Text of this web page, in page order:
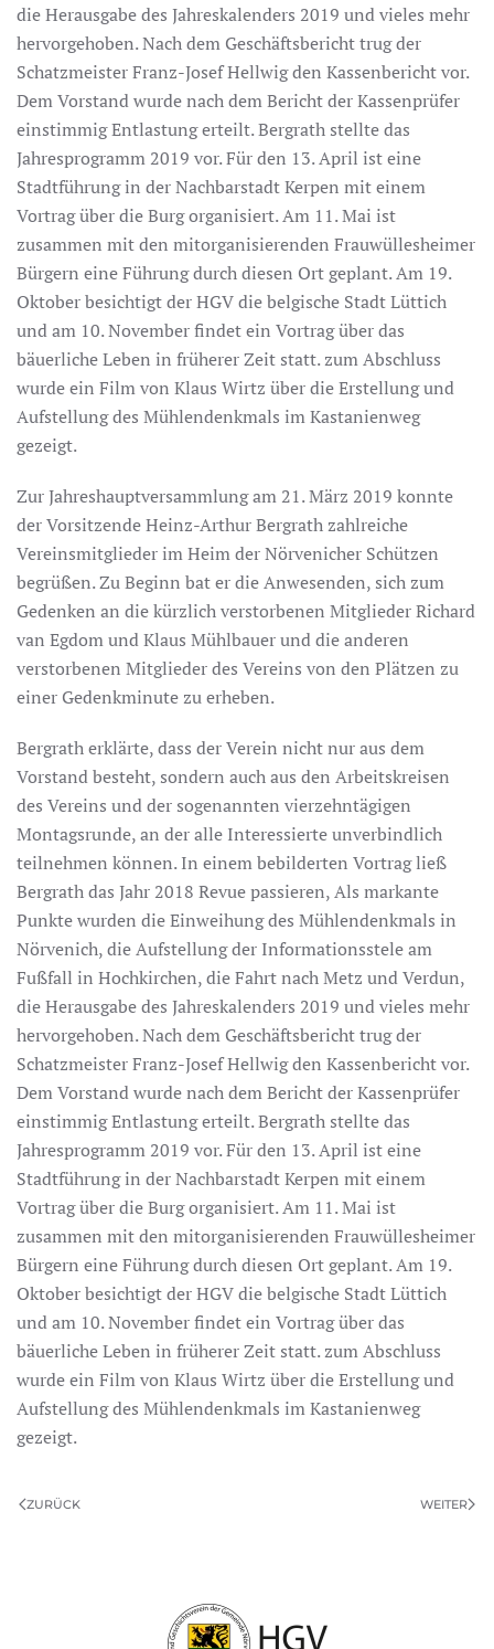
die Herausgabe des Jahreskalenders 2019 und vieles mehr
hervorgehoben. Nach dem Geschäftsbericht trug der
Schatzmeister Franz-Josef Hellwig den Kassenbericht vor.
Dem Vorstand wurde nach dem Bericht der Kassenprüfer
einstimmig Entlastung erteilt. Bergrath stellte das
Jahresprogramm 2019 vor. Für den 13. April ist eine
Stadtführung in der Nachbarstadt Kerpen mit einem
Vortrag über die Burg organisiert. Am 11. Mai ist
zusammen mit den mitorganisierenden Frauwüllesheimer
Bürgern eine Führung durch diesen Ort geplant. Am 19.
Oktober besichtigt der HGV die belgische Stadt Lüttich
und am 10. November findet ein Vortrag über das
bäuerliche Leben in früherer Zeit statt. zum Abschluss
wurde ein Film von Klaus Wirtz über die Erstellung und
Aufstellung des Mühlendenkmals im Kastanienweg
gezeigt.
Zur Jahreshauptversammlung am 21. März 2019 konnte
der Vorsitzende Heinz-Arthur Bergrath zahlreiche
Vereinsmitglieder im Heim der Nörvenicher Schützen
begrüßen. Zu Beginn bat er die Anwesenden, sich zum
Gedenken an die kürzlich verstorbenen Mitglieder Richard
van Egdom und Klaus Mühlbauer und die anderen
verstorbenen Mitglieder des Vereins von den Plätzen zu
einer Gedenkminute zu erheben.
Bergrath erklärte, dass der Verein nicht nur aus dem
Vorstand besteht, sondern auch aus den Arbeitskreisen
des Vereins und der sogenannten vierzehntägigen
Montagsrunde, an der alle Interessierte unverbindlich
teilnehmen können. In einem bebilderten Vortrag ließ
Bergrath das Jahr 2018 Revue passieren, Als markante
Punkte wurden die Einweihung des Mühlendenkmals in
Nörvenich, die Aufstellung der Informationsstele am
Fußfall in Hochkirchen, die Fahrt nach Metz und Verdun,
die Herausgabe des Jahreskalenders 2019 und vieles mehr
hervorgehoben. Nach dem Geschäftsbericht trug der
Schatzmeister Franz-Josef Hellwig den Kassenbericht vor.
Dem Vorstand wurde nach dem Bericht der Kassenprüfer
einstimmig Entlastung erteilt. Bergrath stellte das
Jahresprogramm 2019 vor. Für den 13. April ist eine
Stadtführung in der Nachbarstadt Kerpen mit einem
Vortrag über die Burg organisiert. Am 11. Mai ist
zusammen mit den mitorganisierenden Frauwüllesheimer
Bürgern eine Führung durch diesen Ort geplant. Am 19.
Oktober besichtigt der HGV die belgische Stadt Lüttich
und am 10. November findet ein Vortrag über das
bäuerliche Leben in früherer Zeit statt. zum Abschluss
wurde ein Film von Klaus Wirtz über die Erstellung und
Aufstellung des Mühlendenkmals im Kastanienweg
gezeigt.
ZURÜCK WEITER